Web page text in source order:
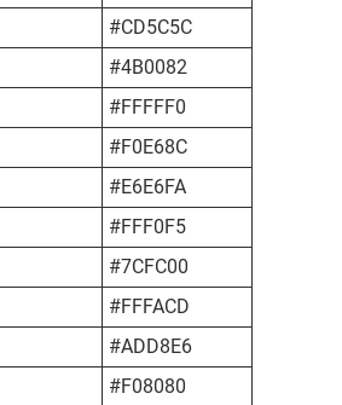
#CD5C5C
#4B0082
#FFFFF0
#F0E68C
#E6E6FA
#FFF0F5
#7CFC00
#FFFACD
#ADD8E6
#F08080